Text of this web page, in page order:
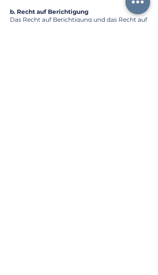
b. Recht auf Berichtigung
Das Recht auf Berichtigung und das Recht auf